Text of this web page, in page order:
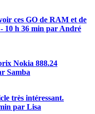
ces GO de RAM et de
10 h 36 min par André
Nokia 888.24
Samba
très intéressant.
par Lisa